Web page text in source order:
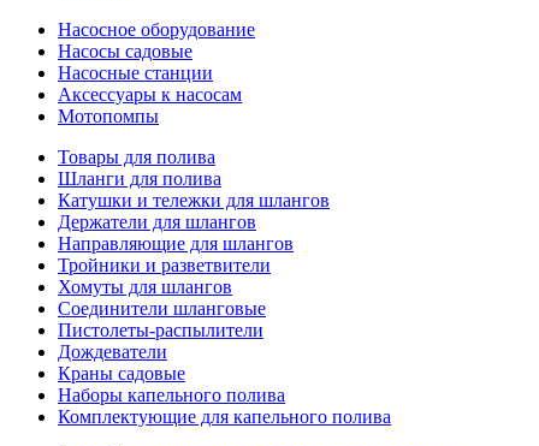
Насосное оборудование
Насосы садовые
Насосные станции
Аксессуары к насосам
Мотопомпы
Товары для полива
Шланги для полива
Катушки и тележки для шлангов
Держатели для шлангов
Направляющие для шлангов
Тройники и разветвители
Хомуты для шлангов
Соединители шланговые
Пистолеты-распылители
Дождеватели
Краны садовые
Наборы капельного полива
Комплектующие для капельного полива